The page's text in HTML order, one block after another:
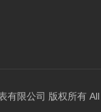
有限公司 版权所有